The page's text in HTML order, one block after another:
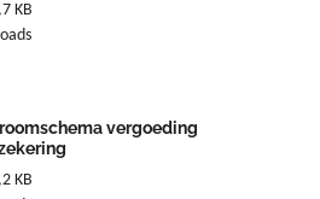
KB
vergoeding
KB